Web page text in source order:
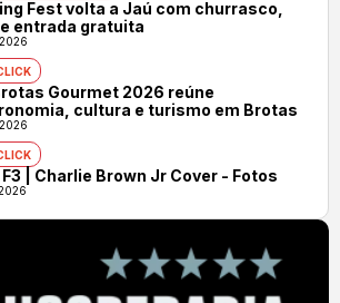
Fest volta a Jaú com churrasco,
entrada gratuita
Gourmet 2026 reúne
cultura e turismo em Brotas
F3 | Charlie Brown Jr Cover - Fotos